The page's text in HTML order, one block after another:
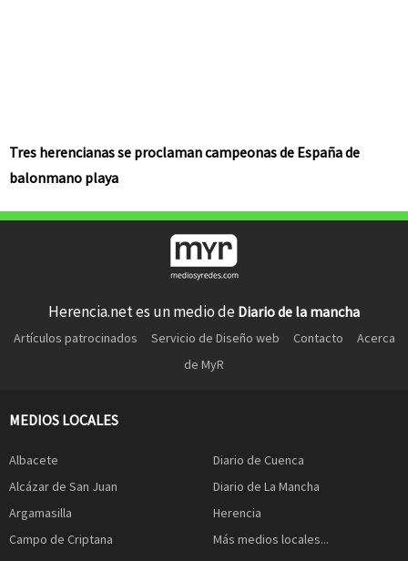
Tres herencianas se proclaman campeonas de España de
balonmano playa
Herencia.net es un medio de Diario de la mancha
Artículos patrocinados Servicio de Diseño web Contacto
Acerca
de MyR
MEDIOS LOCALES
Albacete
Alcázar de San Juan
Argamasilla
Campo de Criptana
Diario de Cuenca
Diario de La Mancha
Herencia
Más medios locales...